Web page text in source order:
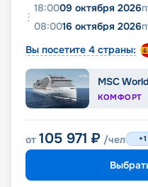
18:0009 октября 2026
08:0016 октября 2026
Вы посетите 4 страны:
MSC
КОМФОРТ
от 105 971 ₽ /чел